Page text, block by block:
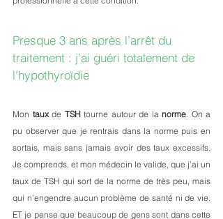
Presque 3 ans après l’arrêt du
traitement : j'ai guéri totalement de
l'hypothyroïdie
Mon taux de TSH tourne autour de la norme . On a
pu observer que je rentrais dans la norme puis en
sortais, mais sans jamais avoir des taux excessifs.
Je comprends, et mon médecin le valide, que j’ai un
taux de TSH qui sort de la norme de très peu, mais
qui n’engendre aucun problème de santé ni de vie.
ET je pense que beaucoup de gens sont dans cette